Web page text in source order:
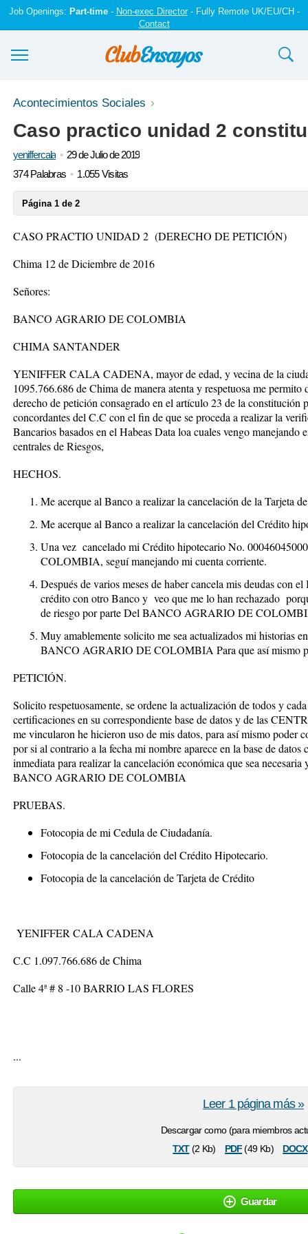
Job Openings: Part-time- Non-exec Director- Fully Remote UK/EU/CH -
Contact
Ensayos y trabajos
Registrarse
Iniciar sesión
Acontecimientos Sociales
Caso practico unidad 2
yeniffercala
29 de Julio de 2019
374 Palabras
1.055 Visitas
Página 1 de 2
CASO PRACTIO UNIDAD 2 (DERECHO DE PETICIÓN)
Chima 12 de Diciembre de 2016
Señores:
BANCO AGRARIO DE COLOMBIA
CHIMA SANTANDER
YENIFFER CALA CADENA, mayor de edad, y vecina de la
1095.766.686 de Chima de manera atenta y respetuosa me
derecho de petición consagrado en el artículo 23 de la constitución
concordantes del C.C con el fin de que se proceda a realizar la
Bancarios basados en el Habeas Data loa cuales vengo manejando
centrales de Riesgos,
HECHOS.
Me acerque al Banco a realizar la cancelación de la Tarjeta
Me acerque al Banco a realizar la cancelación del Crédito
Una vez cancelado mi Crédito hipotecario No.
COLOMBIA, seguí manejando mi cuenta corriente.
Después de varios meses de haber cancela mis deudas
crédito con otro Banco y veo que me lo han rechazado
de riesgo por parte Del BANCO AGRARIO DE
Muy amablemente solicito me sea actualizados mi historias
BANCO AGRARIO DE COLOMBIA Para que así mismo
PETICIÓN.
Solicito respetuosamente, se ordene la actualización de todos y
certificaciones en su correspondiente base de datos y de las
me vincularon he hicieron uso de mis datos, para así mismo poder
por si al contrario a la fecha mi nombre aparece en la base de
inmediata para realizar la cancelación económica que sea
BANCO AGRARIO DE COLOMBIA
PRUEBAS.
Fotocopia de mi Cedula de Ciudadanía.
Fotocopia de la cancelación del Crédito Hipotecario.
Fotocopia de la cancelación de Tarjeta de Crédito
YENIFFER CALA CADENA
C.C 1.097.766.686 de Chima
Calle 4ª # 8 -10 BARRIO LAS FLORES
...
Descargar como (para miembros
txt(2 Kb) pdf(49 Kb) docx
Leer 1 página más »
Guardar